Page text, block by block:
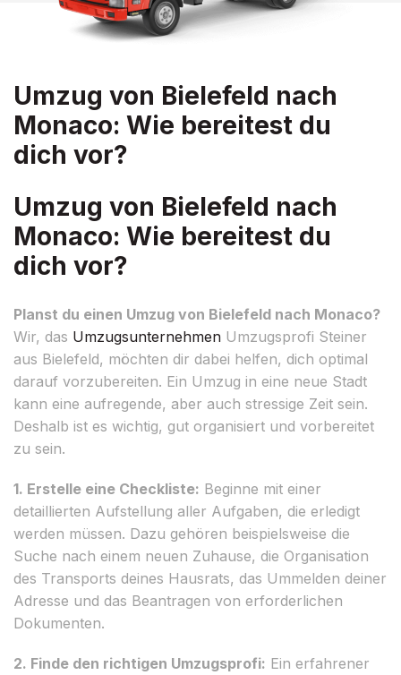
Umzug von Bielefeld nach
Monaco: Wie bereitest du
dich vor?
Umzug von Bielefeld nach
Monaco: Wie bereitest du
dich vor?
Planst du einen Umzug von Bielefeld nach Monaco?
Wir, das Umzugsunternehmen Umzugsprofi Steiner
aus Bielefeld, möchten dir dabei helfen, dich optimal
darauf vorzubereiten. Ein Umzug in eine neue Stadt
kann eine aufregende, aber auch stressige Zeit sein.
Deshalb ist es wichtig, gut organisiert und vorbereitet
zu sein.
1. Erstelle eine Checkliste: Beginne mit einer
detaillierten Aufstellung aller Aufgaben, die erledigt
werden müssen. Dazu gehören beispielsweise die
Suche nach einem neuen Zuhause, die Organisation
des Transports deines Hausrats, das Ummelden deiner
Adresse und das Beantragen von erforderlichen
Dokumenten.
2. Finde den richtigen Umzugsprofi: Ein erfahrener